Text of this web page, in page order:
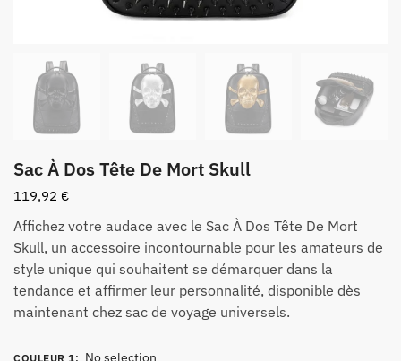
Sac À Dos Tête De Mort Skull
119,92 €
Affichez votre audace avec le Sac À Dos Tête De Mort
Skull, un accessoire incontournable pour les amateurs de
style unique qui souhaitent se démarquer dans la
tendance et affirmer leur personnalité, disponible dès
maintenant chez sac de voyage universels.
COULEUR 1: No selection